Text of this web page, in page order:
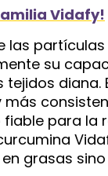
Vidafy!
las
su
diana.
para la
grasas